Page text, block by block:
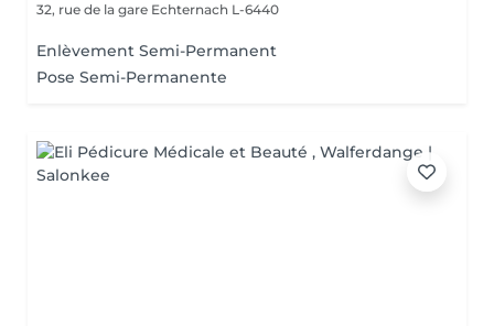
32, rue de la gare Echternach L-6440
Enlèvement Semi-Permanent
Pose Semi-Permanente